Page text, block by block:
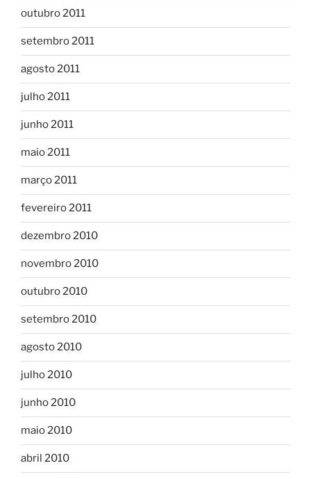
outubro 2011
setembro 2011
agosto 2011
julho 2011
junho 2011
maio 2011
março 2011
fevereiro 2011
dezembro 2010
novembro 2010
outubro 2010
setembro 2010
agosto 2010
julho 2010
junho 2010
maio 2010
abril 2010